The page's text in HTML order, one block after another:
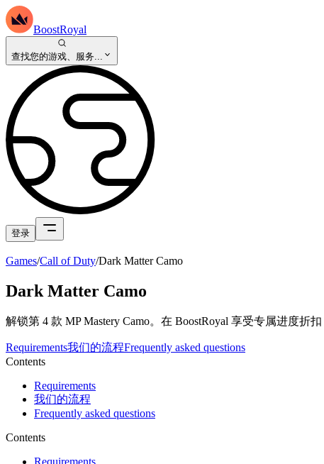
BoostRoyal
查找您的游戏、服务...
登录
Games/Call of Duty/Dark Matter Camo
Dark Matter Camo
解锁第 4 款 MP Mastery Camo。在 BoostRoyal 享受专属进度折
Requirements我们的流程Frequently asked questions
Contents
Requirements
我们的流程
Frequently asked questions
Contents